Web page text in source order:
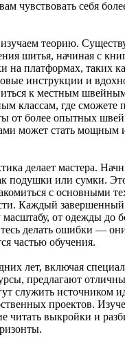
чувствовать себя
теорию.
шитья, начиная с
на платформах, таких
инструкции и
к местным
классам, где сможете
от более опытных
может стать мощным
делает мастера.
подушки или сумки.
с основными
Каждый завершенный
от одежды до
делать ошибки —
частью обучения.
лет, включая
предлагают
служить источником
проектов.
читать выкройки и